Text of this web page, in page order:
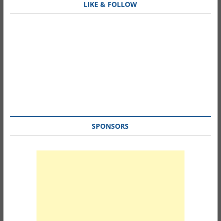
LIKE & FOLLOW
SPONSORS